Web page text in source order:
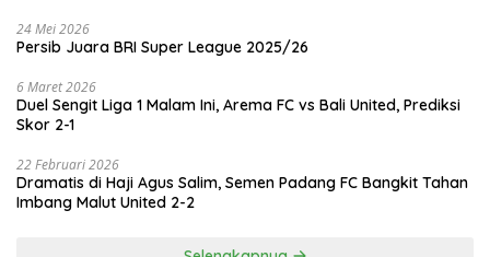
24 Mei 2026
Persib Juara BRI Super League 2025/26
6 Maret 2026
Duel Sengit Liga 1 Malam Ini, Arema FC vs Bali United, Prediksi
Skor 2-1
22 Februari 2026
Dramatis di Haji Agus Salim, Semen Padang FC Bangkit Tahan
Imbang Malut United 2-2